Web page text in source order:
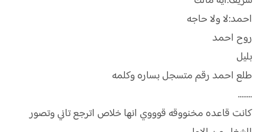
احمد:لا ولا حاجه
روح احمد
بليل
طلع احمد رقم متسجل بساره وكلمه
........
كانت قاعده مخنووقه قوووي انها خلاص اترجع تاني وتصور